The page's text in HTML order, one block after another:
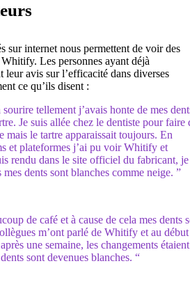
sur internet nous permettent de voir des
Les personnes ayant déjà
leur avis sur l’efficacité dans diverses
ce qu’ils disent :
sourire tellement j’avais honte de mes
Je suis allée chez le dentiste pour faire
mais le tartre apparaissait toujours. En
et plateformes j’ai pu voir Whitify et
rendu dans le site officiel du fabricant, je
dents sont blanches comme neige. ”
de café et à cause de cela mes dents
m’ont parlé de Whitify et au
une semaine, les changements étaient
sont devenues blanches. “